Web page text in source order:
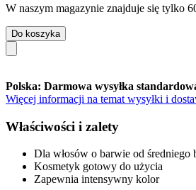
W naszym magazynie znajduje się tylko
Do koszyka
Polska: Darmowa wysyłka
Więcej informacji na temat wysyłki i
Właściwości i zalety
Dla włosów o barwie od średniego
Kosmetyk gotowy do użycia
Zapewnia intensywny kolor